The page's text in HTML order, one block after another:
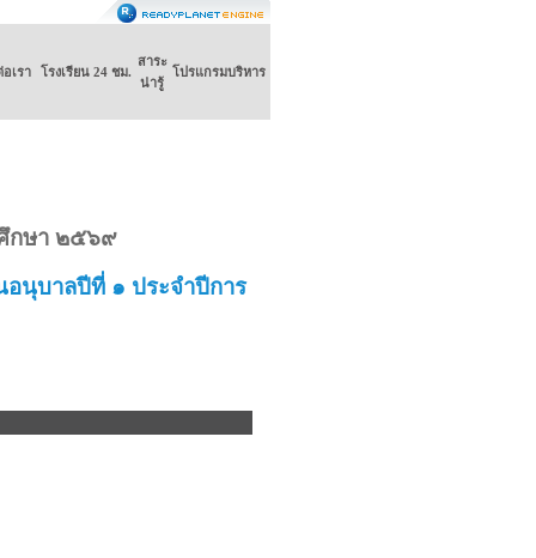
เรา โรงเรียน 24 ชม.
สาระ
น่ารู้
โปรแกรมบริหาร
กษา ๒๕๖๙
อนุบาลปีที่ ๑ ประจำปีการ